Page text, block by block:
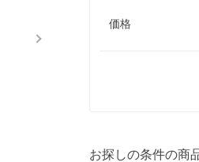
価格
お探しの条件の商